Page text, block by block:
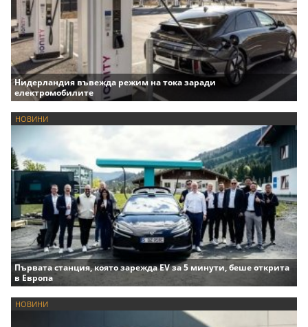
Нидерландия въвежда режим на тока заради
електромобилите
НОВИНИ
Първата станция, която зарежда EV за 5 минути, беше открита
в Европа
НОВИНИ